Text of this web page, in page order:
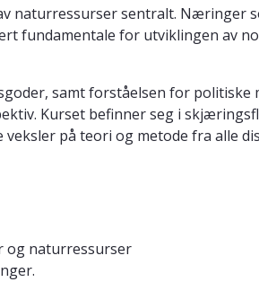
naturressurser sentralt. Næringer
fundamentale for utviklingen av
samt forståelsen for
Kurset befinner seg i
på teori og metode fra alle
og naturressurser